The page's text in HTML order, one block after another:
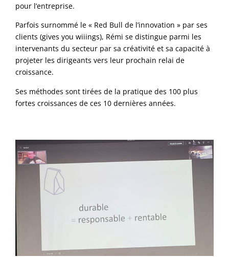
pour l’entreprise.
Parfois surnommé le « Red Bull de l’innovation » par ses
clients (gives you wiiings), Rémi se distingue parmi les
intervenants du secteur par sa créativité et sa capacité à
projeter les dirigeants vers leur prochain relai de
croissance.
Ses méthodes sont tirées de la pratique des 100 plus
fortes croissances de ces 10 dernières années.